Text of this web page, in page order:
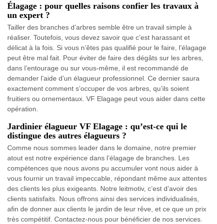
Élagage : pour quelles raisons confier les travaux à
un expert ?
Tailler des branches d’arbres semble être un travail simple à
réaliser. Toutefois, vous devez savoir que c’est harassant et
délicat à la fois. Si vous n’êtes pas qualifié pour le faire, l’élagage
peut être mal fait. Pour éviter de faire des dégâts sur les arbres,
dans l’entourage ou sur vous-même, il est recommandé de
demander l’aide d’un élagueur professionnel. Ce dernier saura
exactement comment s’occuper de vos arbres, qu’ils soient
fruitiers ou ornementaux. VF Elagage peut vous aider dans cette
opération.
Jardinier élagueur VF Elagage : qu’est-ce qui le
distingue des autres élagueurs ?
Comme nous sommes leader dans le domaine, notre premier
atout est notre expérience dans l’élagage de branches. Les
compétences que nous avons pu accumuler vont nous aider à
vous fournir un travail impeccable, répondant même aux attentes
des clients les plus exigeants. Notre leitmotiv, c’est d’avoir des
clients satisfaits. Nous offrons ainsi des services individualisés,
afin de donner aux clients le jardin de leur rêve, et ce que un prix
très compétitif. Contactez-nous pour bénéficier de nos services.